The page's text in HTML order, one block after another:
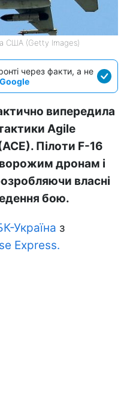
США (Getty Images)
через факти, а не
випередила
Agile
Пілоти F-16
дронам і
власні
бою.
Україна з
Express.